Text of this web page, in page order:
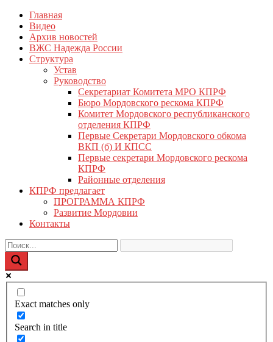
Перейти
содержимому
КПРФ Мордовия
Мордовское Региональное отделение КПРФ
Главная
Видео
Архив новостей
ВЖС Надежда России
Структура
Устав
Руководство
Секретариат Комитета МРО КПРФ
Бюро Мордовского рескома КПРФ
Комитет Мордовского республиканского
отделения КПРФ
Первые Секретари Мордовского обкома
ВКП (б) И КПСС
Первые секретари Мордовского рескома
КПРФ
Районные отделения
КПРФ предлагает
ПРОГРАММА КПРФ
Развитие Мордовии
Контакты
Exact matches only
Search in title